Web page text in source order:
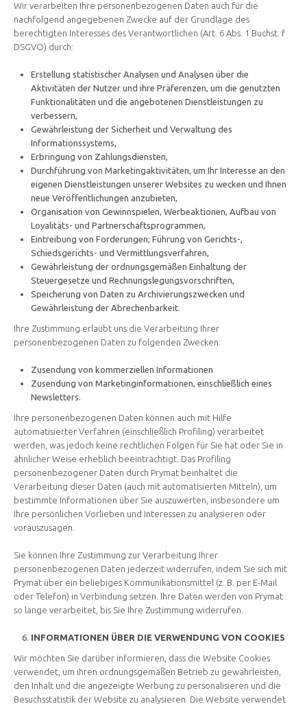
Wir verarbeiten Ihre personenbezogenen Daten auch für die
nachfolgend angegebenen Zwecke auf der Grundlage des
berechtigten Interesses des Verantwortlichen (Art. 6 Abs. 1 Buchst. f
DSGVO) durch:
Erstellung statistischer Analysen und Analysen über die
Aktivitäten der Nutzer und ihre Präferenzen, um die genutzten
Funktionalitäten und die angebotenen Dienstleistungen zu
verbessern,
Gewährleistung der Sicherheit und Verwaltung des
Informationssystems,
Erbringung von Zahlungsdiensten,
Durchführung von Marketingaktivitäten, um Ihr Interesse an den
eigenen Dienstleistungen unserer Websites zu wecken und Ihnen
neue Veröffentlichungen anzubieten,
Organisation von Gewinnspielen, Werbeaktionen, Aufbau von
Loyalitäts- und Partnerschaftsprogrammen,
Eintreibung von Forderungen; Führung von Gerichts-,
Schiedsgerichts- und Vermittlungsverfahren,
Gewährleistung der ordnungsgemäßen Einhaltung der
Steuergesetze und Rechnungslegungsvorschriften,
Speicherung von Daten zu Archivierungszwecken und
Gewährleistung der Abrechenbarkeit.
Ihre Zustimmung erlaubt uns die Verarbeitung Ihrer
personenbezogenen Daten zu folgenden Zwecken:
Zusendung von kommerziellen Informationen
Zusendung von Marketinginformationen, einschließlich eines
Newsletters.
Ihre personenbezogenen Daten können auch mit Hilfe
automatisierter Verfahren (einschließlich Profiling) verarbeitet
werden, was jedoch keine rechtlichen Folgen für Sie hat oder Sie in
ähnlicher Weise erheblich beeinträchtigt. Das Profiling
personenbezogener Daten durch Prymat beinhaltet die
Verarbeitung dieser Daten (auch mit automatisierten Mitteln), um
bestimmte Informationen über Sie auszuwerten, insbesondere um
Ihre persönlichen Vorlieben und Interessen zu analysieren oder
vorauszusagen.
Sie können Ihre Zustimmung zur Verarbeitung Ihrer
personenbezogenen Daten jederzeit widerrufen, indem Sie sich mit
Prymat über ein beliebiges Kommunikationsmittel (z. B. per E-Mail
oder Telefon) in Verbindung setzen. Ihre Daten werden von Prymat
so lange verarbeitet, bis Sie Ihre Zustimmung widerrufen.
INFORMATIONEN ÜBER DIE VERWENDUNG VON COOKIES
Wir möchten Sie darüber informieren, dass die Website Cookies
verwendet, um ihren ordnungsgemäßen Betrieb zu gewährleisten,
den Inhalt und die angezeigte Werbung zu personalisieren und die
Besuchsstatistik der Website zu analysieren. Die Website verwendet